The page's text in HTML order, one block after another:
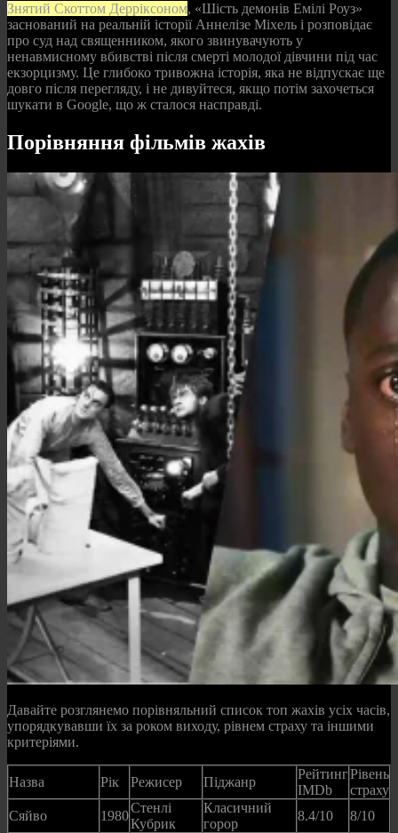
Знятий Скоттом Дерріксоном, «Шість демонів Емілі Роуз»
заснований на реальній історії Аннелізе Міхель і розповідає
про суд над священником, якого звинувачують у
ненавмисному вбивстві після смерті молодої дівчини під час
екзорцизму. Це глибоко тривожна історія, яка не відпускає ще
довго після перегляду, і не дивуйтеся, якщо потім захочеться
шукати в Google, що ж сталося насправді.
Порівняння фільмів жахів
Давайте розглянемо порівняльний список топ жахів усіх часів,
упорядкувавши їх за роком виходу, рівнем страху та іншими
критеріями.
Назва Рік Режисер Піджанр
Рейтинг
IMDb
Рівень
страху
Сяйво
1980
Стенлі
Кубрик
Класичний
горор
8.4/10
8/10